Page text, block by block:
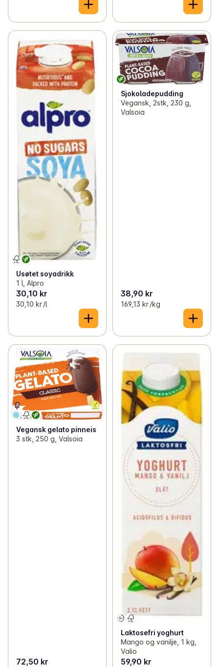
Usøtet soyadrikk
1 l, Alpro
30,10 kr
30,10 kr /l
Sjokoladepudding
Vegansk, 2stk, 230 g,
Valsoia
38,90 kr
169,13 kr /kg
Vegansk gelato pinneis
3 stk, 250 g, Valsoia
72,50 kr
Laktosefri yoghurt
Mango og vanilje, 1 kg,
Valio
59,90 kr